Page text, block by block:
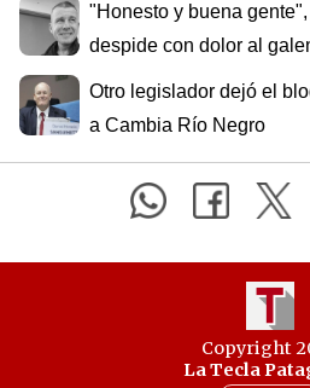
"Honesto y buena
despide con dolor al
Otro legislador dejó el
a Cambia Río Negro
Copyright
La Tecla